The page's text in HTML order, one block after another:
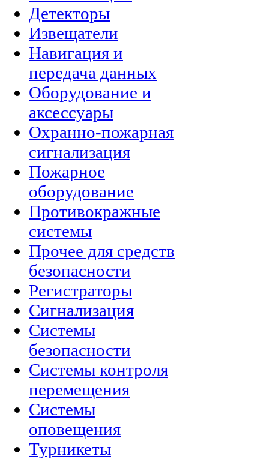
Детекторы
Извещатели
Навигация и
передача данных
Оборудование и
аксессуары
Охранно-пожарная
сигнализация
Пожарное
оборудование
Противокражные
системы
Прочее для средств
безопасности
Регистраторы
Сигнализация
Системы
безопасности
Системы контроля
перемещения
Системы
оповещения
Турникеты